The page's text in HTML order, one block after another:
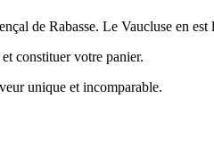
de Rabasse. Le Vaucluse en
constituer votre panier.
unique et incomparable.